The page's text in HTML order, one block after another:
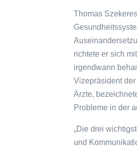
Thomas
richtete er sich
irgendwann
Vizepräsident
Ärzte,
Probleme in der
„Die drei
und